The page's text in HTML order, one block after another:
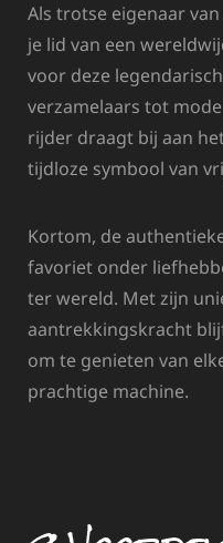
Als trotse eigenaar
je lid van een
voor deze
verzamelaars tot
rijder draagt bij aan
tijdloze symbool van
Kortom, de
favoriet onder
ter wereld. Met zijn
aantrekkingskracht
om te genieten van
prachtige machine.